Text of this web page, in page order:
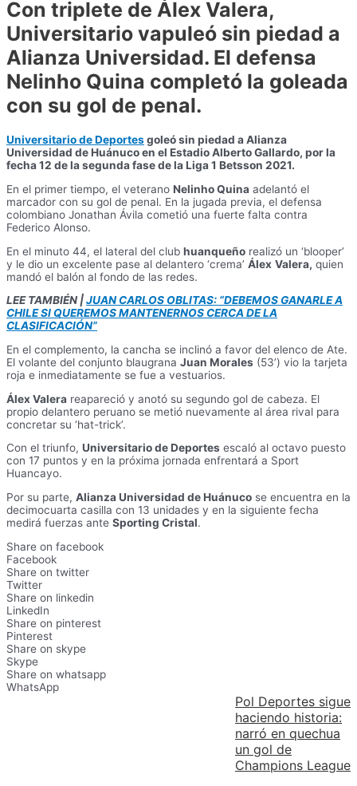
Con triplete de Álex Valera,
Universitario vapuleó sin piedad a
Alianza Universidad. El defensa
Nelinho Quina completó la goleada
con su gol de penal.
Universitario de Deportesgoleó sin piedad a Alianza
Universidad de Huánuco en el Estadio Alberto Gallardo, por la
fecha 12 de la segunda fase de la Liga 1 Betsson 2021.
En el primer tiempo, el veterano Nelinho Quina adelantó el
marcador con su gol de penal. En la jugada previa, el defensa
colombiano Jonathan Ávila cometió una fuerte falta contra
Federico Alonso.
En el minuto 44, el lateral del club huanqueño realizó un ‘blooper’
y le dio un excelente pase al delantero ‘crema’ Álex Valera, quien
mandó el balón al fondo de las redes.
LEE TAMBIÉN |JUAN CARLOS OBLITAS: “DEBEMOS GANARLE A
CHILE SI QUEREMOS MANTENERNOS CERCA DE LA
CLASIFICACIÓN”
En el complemento, la cancha se inclinó a favor del elenco de Ate.
El volante del conjunto blaugrana Juan Morales (53’) vio la tarjeta
roja e inmediatamente se fue a vestuarios.
Álex Valera reapareció y anotó su segundo gol de cabeza. El
propio delantero peruano se metió nuevamente al área rival para
concretar su ‘hat-trick’.
Con el triunfo, Universitario de Deportes escaló al octavo puesto
con 17 puntos y en la próxima jornada enfrentará a Sport
Huancayo.
Por su parte, Alianza Universidad de Huánuco se encuentra en la
decimocuarta casilla con 13 unidades y en la siguiente fecha
medirá fuerzas ante Sporting Cristal.
Share on facebook
Facebook
Share on twitter
Twitter
Share on linkedin
LinkedIn
Share on pinterest
Pinterest
Share on skype
Skype
Share on whatsapp
WhatsApp
Pol Deportes sigue
haciendo historia:
narró en quechua
un gol de
Champions League